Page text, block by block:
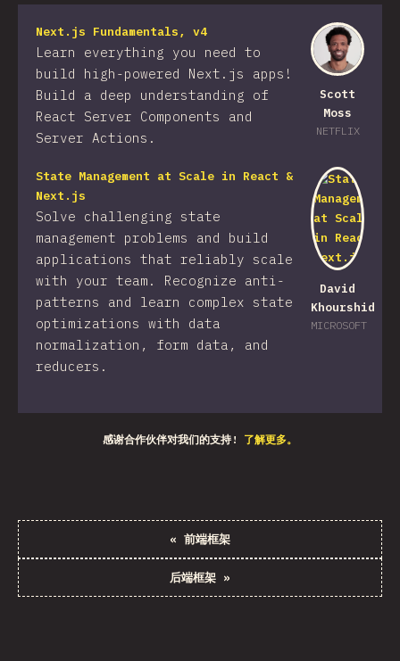
Scott
Moss
NETFLIX
Next.js Fundamentals, v4
Learn everything you need to
build high-powered Next.js apps!
Build a deep understanding of
React Server Components and
Server Actions.
David
Khourshid
MICROSOFT
State Management at Scale in React &
Next.js
Solve challenging state
management problems and build
applications that reliably scale
with your team. Recognize anti-
patterns and learn complex state
optimizations with data
normalization, form data, and
reducers.
感谢合作伙伴对我们的支持! 了解更多。
« 前端框架
后端框架 »